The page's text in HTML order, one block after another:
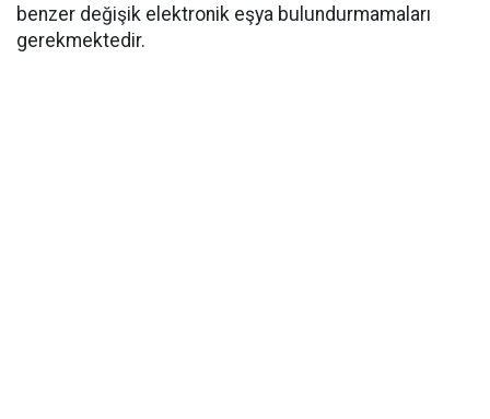
benzer değişik elektronik eşya bulundurmamaları
gerekmektedir.